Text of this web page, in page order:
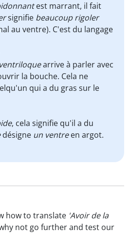
est marrant, il fait
signifie beaucoup rigoler
au ventre). C'est du langage
ventriloquearrive à parler avec
la bouche. Cela ne
qui a du gras sur le
, cela signifie qu'il a du
désigne un ventreen argot.
how to translate 'Avoir de la
not go further and test our